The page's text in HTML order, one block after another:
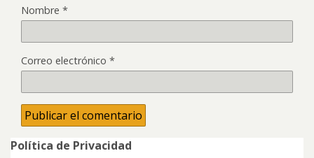
Nombre *
Correo electrónico *
Política de Privacidad